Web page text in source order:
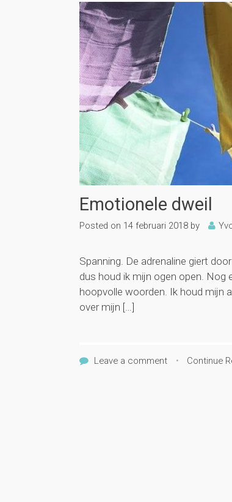
Emotionele dweil
Posted on 14 februari 2018 by
Spanning. De adrenaline giert
dus houd ik mijn ogen open. Nog
hoopvolle woorden. Ik houd mijn
over mijn […]
Leave a comment • Continue